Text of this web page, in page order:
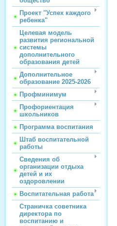
Проект "Успех каждого
ребенка"
Целевая модель
развития региональной
системы
дополнительного
образования детей
Дополнительное
образование 2025-2026
Профминимум
Профориентация
школьников
Программа воспитания
Штаб воспитательной
работы
Сведения об
организации отдыха
детей и их
оздоровлении
Воспитательная работа
Страничка советника
директора по
воспитанию и